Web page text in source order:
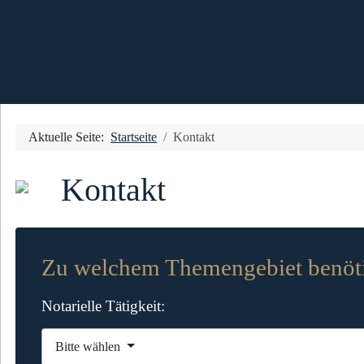
Aktuelle Seite: Startseite Kontakt
Kontakt
Zu welchem Themengebiet
Notarielle Tätigkeit:
Bitte wählen